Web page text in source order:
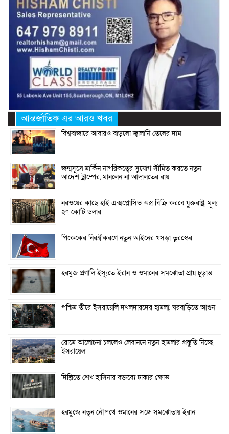
আন্তর্জাতিক এর আরও খবর
বিশ্ববাজারে আবারও বাড়লো জ্বালানি তেলের দাম
জন্মসূত্রে মার্কিন নাগরিকত্বের সুযোগ সীমিত করতে নতুন
আদেশ ট্রাম্পের, মানলেন না আদালতের রায়
নরওয়ের কাছে হাই এক্সপ্লোসিভ অস্ত্র বিক্রি করবে যুক্তরাষ্ট্র, মূল্য
২৭ কোটি ডলার
পিকেকের নিরস্ত্রীকরণে নতুন আইনের খসড়া তুরস্কের
হরমুজ প্রণালি ইস্যুতে ইরান ও ওমানের সমঝোতা প্রায় চূড়ান্ত
পশ্চিম তীরে ইসরায়েলি দখলদারদের হামলা, ঘরবাড়িতে আগুন
রোমে আলোচনা চললেও লেবাননে নতুন হামলার প্রস্তুতি নিচ্ছে
ইসরায়েল
দিল্লিতে শেখ হাসিনার বক্তব্যে ঢাকার ক্ষোভ
হরমুজে নতুন নৌপথে ওমানের সঙ্গে সমঝোতায় ইরান